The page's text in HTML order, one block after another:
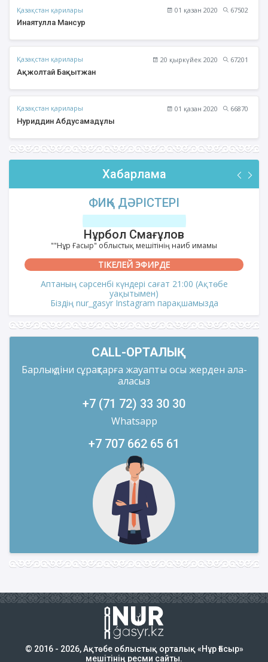
Қазақстан қарилары 01 қазан 2020
67502
Инаятулла Мансур
Қазақстан қарилары 20 қыркүйек 2020
67201
Ақжолтай Бақытжан
Қазақстан қарилары 01 қазан 2020
66870
Нуриддин Абдусамадұлы
Хабарлама
ФИҚҺ ДӘРІСТЕРІ
Нұрбол Смағұлов
""Нұр Ғасыр" облыстық мешітінің наиб имамы
ТІКЕЛЕЙ ЭФИРДЕ
Аптаның сәрсенбі күндері сағат 21:00 (Ақтөбе
уақытымен)
Біздің nur_gasyr Instagram парақшамызда
CALL-ОРТАЛЫҚ
Барлық діни сұрақтарға жауапты осы жерден ала-
аласыз
+7 (71 72) 33 30 30
Whatsapp
+7 707 662 65 61
© 2016 - 2026, Ақтөбе облыстық орталық «Нұр Ғасыр»
мешітінің ресми сайты.